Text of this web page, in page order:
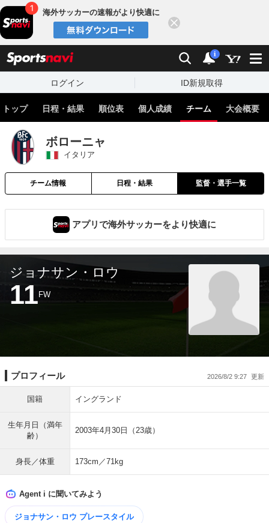
海外サッカーの速報がより快適に
検索 通知
i
ログイン ID新規取得
トップ 日程・結果 順位表 個人成績 チーム 大会概要
ボローニャ
イタリア
チーム情報 日程・結果 監督・選手一覧
アプリで海外サッカーをより快適に
ジョナサン・ロウ
11 FW
プロフィール 2026/8/2 9:27
国籍 イングランド
生年月日（満年
齢）
2003年4月30日（23歳）
身長／体重 173cm／71kg
Agent i に聞いてみよう
ジョナサン・ロウ プレースタイル